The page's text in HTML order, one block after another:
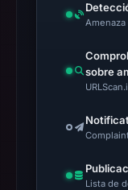
sobre
Lista de